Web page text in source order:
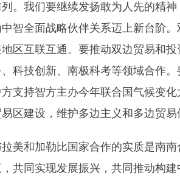
。我们要继续发扬敢为人先的精
智全面战略伙伴关系迈上新台阶
区互联互通。要推动双边贸易和
科技创新、南极科考等领域合作
支持智方主办今年联合国气候变
区建设，维护多边主义和多边贸易
和加勒比国家合作的实质是南南
共同实现发展振兴，共同推动构建